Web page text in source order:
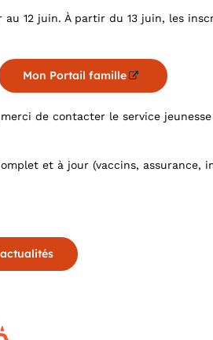
12 juin. À partir du 13 juin, les
Mon Portail famille
de contacter le service jeunesse
et à jour (vaccins, assurance,